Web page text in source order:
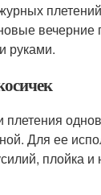
вечерние
руками.
Для ее
плойка и